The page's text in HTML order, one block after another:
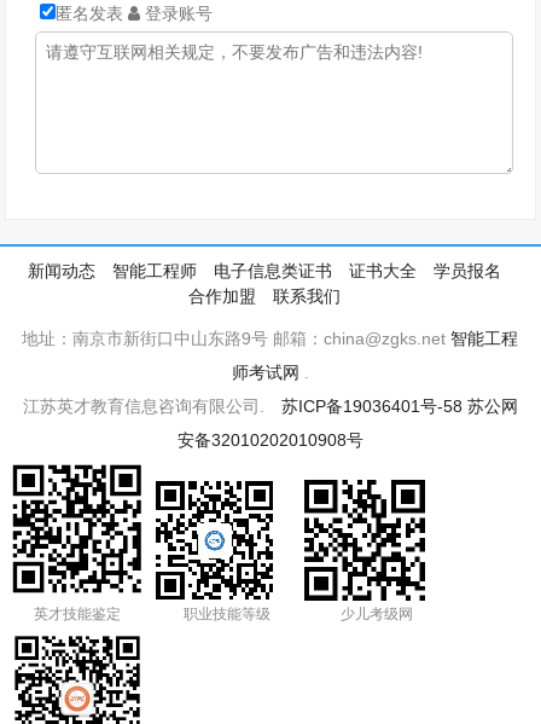
匿名发表 登录账号
新闻动态 智能工程师 电子信息类证书 证书大全
学员报名
合作加盟
联系我们
地址：南京市新街口中山东路9号 邮箱：china@zgks.net 智能工程
师考试网
江苏英才教育信息咨询有限公司. 苏ICP备19036401号-58 苏公网
安备32010202010908号
英才技能鉴定 职业技能等级 少儿考级网